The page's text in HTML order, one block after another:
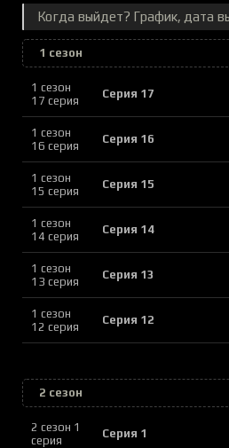
1 сезон
1 сезон
17 серия
Серия 17
1 сезон
16 серия
Серия 16
1 сезон
15 серия
Серия 15
1 сезон
14 серия
Серия 14
1 сезон
13 серия
Серия 13
1 сезон
12 серия
Серия 12
2 сезон
2 сезон 1
серия
Серия 1